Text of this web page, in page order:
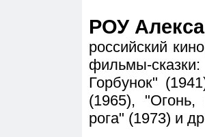
РОУ
российский
фильмы-
Горбунок"
(1965),
рога" (1973) и